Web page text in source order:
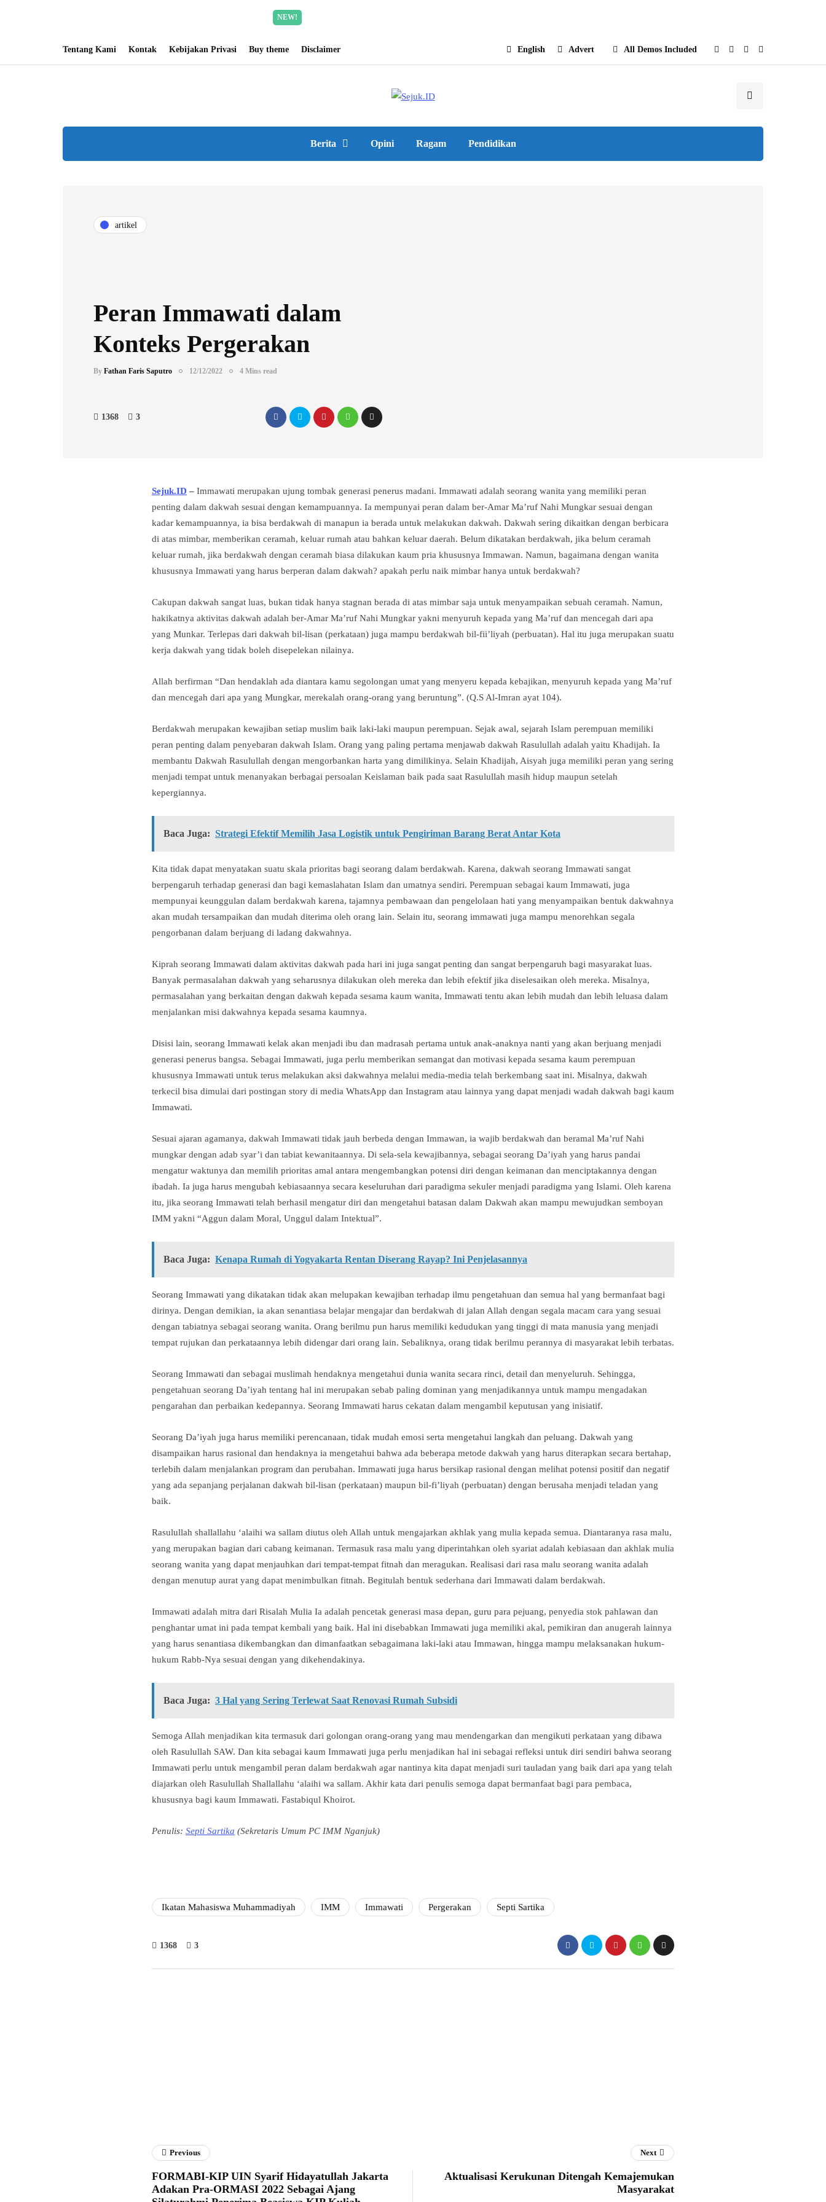
NEW!
Tentang Kami Kontak Kebijakan Privasi Buy theme Disclaimer Advert
English All Demos Included
Berita Opini Ragam Pendidikan
artikel
Peran Immawati dalam
Konteks Pergerakan
By Fathan Faris Saputro 12/12/2022 4 Mins read
1368 3
Sejuk.ID – Immawati merupakan ujung tombak generasi penerus madani. Immawati adalah seorang wanita yang memiliki peran
penting dalam dakwah sesuai dengan kemampuannya. Ia mempunyai peran dalam ber-Amar Ma’ruf Nahi Mungkar sesuai dengan
kadar kemampuannya, ia bisa berdakwah di manapun ia berada untuk melakukan dakwah. Dakwah sering dikaitkan dengan berbicara
di atas mimbar, memberikan ceramah, keluar rumah atau bahkan keluar daerah. Belum dikatakan berdakwah, jika belum ceramah
keluar rumah, jika berdakwah dengan ceramah biasa dilakukan kaum pria khususnya Immawan. Namun, bagaimana dengan wanita
khususnya Immawati yang harus berperan dalam dakwah? apakah perlu naik mimbar hanya untuk berdakwah?
Cakupan dakwah sangat luas, bukan tidak hanya stagnan berada di atas mimbar saja untuk menyampaikan sebuah ceramah. Namun,
hakikatnya aktivitas dakwah adalah ber-Amar Ma’ruf Nahi Mungkar yakni menyuruh kepada yang Ma’ruf dan mencegah dari apa
yang Munkar. Terlepas dari dakwah bil-lisan (perkataan) juga mampu berdakwah bil-fii’liyah (perbuatan). Hal itu juga merupakan suatu
kerja dakwah yang tidak boleh disepelekan nilainya.
Allah berfirman “Dan hendaklah ada diantara kamu segolongan umat yang menyeru kepada kebajikan, menyuruh kepada yang Ma’ruf
dan mencegah dari apa yang Mungkar, merekalah orang-orang yang beruntung”. (Q.S Al-Imran ayat 104).
Berdakwah merupakan kewajiban setiap muslim baik laki-laki maupun perempuan. Sejak awal, sejarah Islam perempuan memiliki
peran penting dalam penyebaran dakwah Islam. Orang yang paling pertama menjawab dakwah Rasulullah adalah yaitu Khadijah. Ia
membantu Dakwah Rasulullah dengan mengorbankan harta yang dimilikinya. Selain Khadijah, Aisyah juga memiliki peran yang sering
menjadi tempat untuk menanyakan berbagai persoalan Keislaman baik pada saat Rasulullah masih hidup maupun setelah
kepergiannya.
Baca Juga: Strategi Efektif Memilih Jasa Logistik untuk Pengiriman Barang Berat Antar Kota
Kita tidak dapat menyatakan suatu skala prioritas bagi seorang dalam berdakwah. Karena, dakwah seorang Immawati sangat
berpengaruh terhadap generasi dan bagi kemaslahatan Islam dan umatnya sendiri. Perempuan sebagai kaum Immawati, juga
mempunyai keunggulan dalam berdakwah karena, tajamnya pembawaan dan pengelolaan hati yang menyampaikan bentuk dakwahnya
akan mudah tersampaikan dan mudah diterima oleh orang lain. Selain itu, seorang immawati juga mampu menorehkan segala
pengorbanan dalam berjuang di ladang dakwahnya.
Kiprah seorang Immawati dalam aktivitas dakwah pada hari ini juga sangat penting dan sangat berpengaruh bagi masyarakat luas.
Banyak permasalahan dakwah yang seharusnya dilakukan oleh mereka dan lebih efektif jika diselesaikan oleh mereka. Misalnya,
permasalahan yang berkaitan dengan dakwah kepada sesama kaum wanita, Immawati tentu akan lebih mudah dan lebih leluasa dalam
menjalankan misi dakwahnya kepada sesama kaumnya.
Disisi lain, seorang Immawati kelak akan menjadi ibu dan madrasah pertama untuk anak-anaknya nanti yang akan berjuang menjadi
generasi penerus bangsa. Sebagai Immawati, juga perlu memberikan semangat dan motivasi kepada sesama kaum perempuan
khususnya Immawati untuk terus melakukan aksi dakwahnya melalui media-media telah berkembang saat ini. Misalnya, dakwah
terkecil bisa dimulai dari postingan story di media WhatsApp dan Instagram atau lainnya yang dapat menjadi wadah dakwah bagi kaum
Immawati.
Sesuai ajaran agamanya, dakwah Immawati tidak jauh berbeda dengan Immawan, ia wajib berdakwah dan beramal Ma’ruf Nahi
mungkar dengan adab syar’i dan tabiat kewanitaannya. Di sela-sela kewajibannya, sebagai seorang Da’iyah yang harus pandai
mengatur waktunya dan memilih prioritas amal antara mengembangkan potensi diri dengan keimanan dan menciptakannya dengan
ibadah. Ia juga harus mengubah kebiasaannya secara keseluruhan dari paradigma sekuler menjadi paradigma yang Islami. Oleh karena
itu, jika seorang Immawati telah berhasil mengatur diri dan mengetahui batasan dalam Dakwah akan mampu mewujudkan semboyan
IMM yakni “Aggun dalam Moral, Unggul dalam Intektual”.
Baca Juga: Kenapa Rumah di Yogyakarta Rentan Diserang Rayap? Ini Penjelasannya
Seorang Immawati yang dikatakan tidak akan melupakan kewajiban terhadap ilmu pengetahuan dan semua hal yang bermanfaat bagi
dirinya. Dengan demikian, ia akan senantiasa belajar mengajar dan berdakwah di jalan Allah dengan segala macam cara yang sesuai
dengan tabiatnya sebagai seorang wanita. Orang berilmu pun harus memiliki kedudukan yang tinggi di mata manusia yang menjadi
tempat rujukan dan perkataannya lebih didengar dari orang lain. Sebaliknya, orang tidak berilmu perannya di masyarakat lebih terbatas.
Seorang Immawati dan sebagai muslimah hendaknya mengetahui dunia wanita secara rinci, detail dan menyeluruh. Sehingga,
pengetahuan seorang Da’iyah tentang hal ini merupakan sebab paling dominan yang menjadikannya untuk mampu mengadakan
pengarahan dan perbaikan kedepannya. Seorang Immawati harus cekatan dalam mengambil keputusan yang inisiatif.
Seorang Da’iyah juga harus memiliki perencanaan, tidak mudah emosi serta mengetahui langkah dan peluang. Dakwah yang
disampaikan harus rasional dan hendaknya ia mengetahui bahwa ada beberapa metode dakwah yang harus diterapkan secara bertahap,
terlebih dalam menjalankan program dan perubahan. Immawati juga harus bersikap rasional dengan melihat potensi positif dan negatif
yang ada sepanjang perjalanan dakwah bil-lisan (perkataan) maupun bil-fi’liyah (perbuatan) dengan berusaha menjadi teladan yang
baik.
Rasulullah shallallahu ‘alaihi wa sallam diutus oleh Allah untuk mengajarkan akhlak yang mulia kepada semua. Diantaranya rasa malu,
yang merupakan bagian dari cabang keimanan. Termasuk rasa malu yang diperintahkan oleh syariat adalah kebiasaan dan akhlak mulia
seorang wanita yang dapat menjauhkan dari tempat-tempat fitnah dan meragukan. Realisasi dari rasa malu seorang wanita adalah
dengan menutup aurat yang dapat menimbulkan fitnah. Begitulah bentuk sederhana dari Immawati dalam berdakwah.
Immawati adalah mitra dari Risalah Mulia Ia adalah pencetak generasi masa depan, guru para pejuang, penyedia stok pahlawan dan
penghantar umat ini pada tempat kembali yang baik. Hal ini disebabkan Immawati juga memiliki akal, pemikiran dan anugerah lainnya
yang harus senantiasa dikembangkan dan dimanfaatkan sebagaimana laki-laki atau Immawan, hingga mampu melaksanakan hukum-
hukum Rabb-Nya sesuai dengan yang dikehendakinya.
Baca Juga: 3 Hal yang Sering Terlewat Saat Renovasi Rumah Subsidi
Semoga Allah menjadikan kita termasuk dari golongan orang-orang yang mau mendengarkan dan mengikuti perkataan yang dibawa
oleh Rasulullah SAW. Dan kita sebagai kaum Immawati juga perlu menjadikan hal ini sebagai refleksi untuk diri sendiri bahwa seorang
Immawati perlu untuk mengambil peran dalam berdakwah agar nantinya kita dapat menjadi suri tauladan yang baik dari apa yang telah
diajarkan oleh Rasulullah Shallallahu ‘alaihi wa sallam. Akhir kata dari penulis semoga dapat bermanfaat bagi para pembaca,
khususnya bagi kaum Immawati. Fastabiqul Khoirot.
Penulis: Septi Sartika (Sekretaris Umum PC IMM Nganjuk)
Ikatan Mahasiswa Muhammadiyah IMM Immawati Pergerakan Septi Sartika
1368 3
Previous
FORMABI-KIP UIN Syarif Hidayatullah Jakarta
Adakan Pra-ORMASI 2022 Sebagai Ajang
Next
Aktualisasi Kerukunan Ditengah Kemajemukan
Masyarakat